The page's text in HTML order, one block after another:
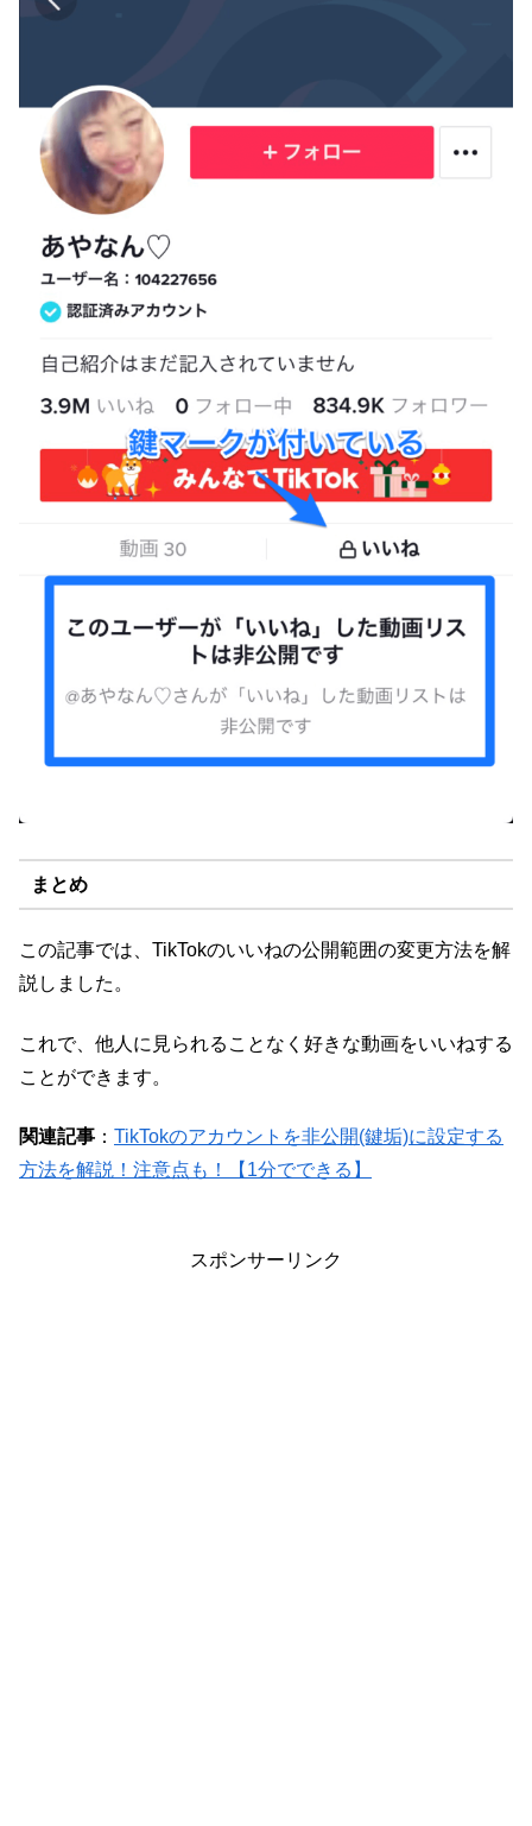
まとめ
この記事では、TikTokのいいねの公開範囲の変更方法を解
説しました。
これで、他人に見られることなく好きな動画をいいねする
ことができます。
関連記事 ： TikTokのアカウントを非公開(鍵垢)に設定する
方法を解説！注意点も！【1分でできる】
スポンサーリンク